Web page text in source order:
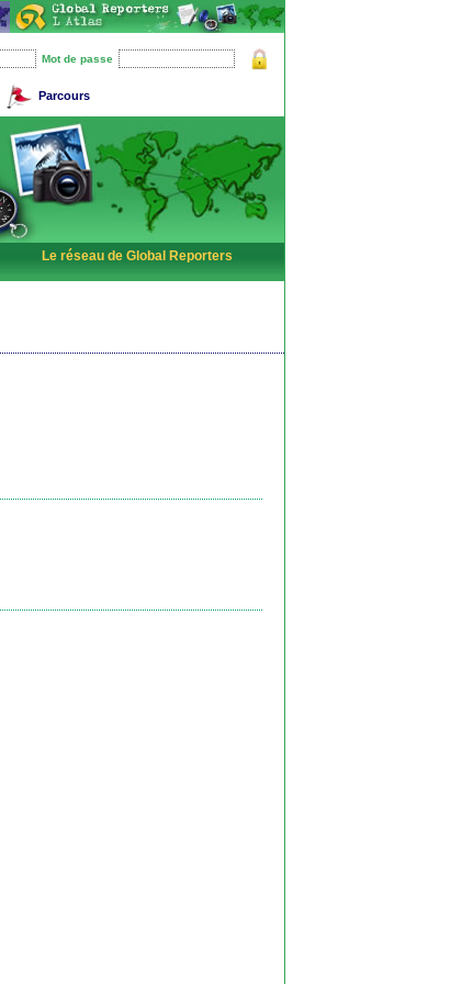
Mot de passe
Parcours
Le réseau de Global Reporters